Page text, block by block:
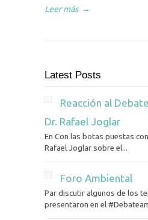
Leer más →
Latest Posts
Reacción al
Dr. Rafael Joglar
En Con las botas puestas
Rafael Joglar sobre el...
Foro Ambiental
Par discutir algunos de los
presentaron en el